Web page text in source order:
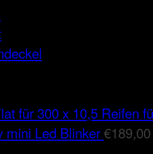
mini Led Blinker€189,00